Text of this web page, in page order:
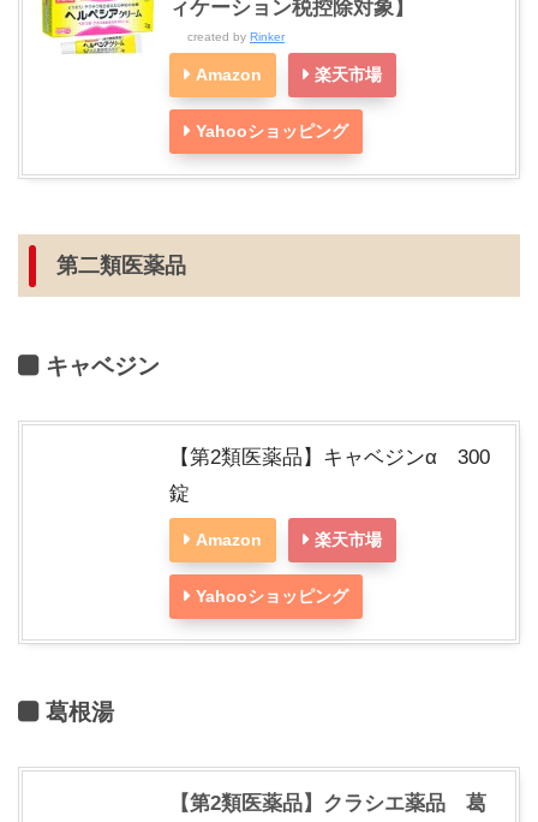
ィケーション税控除対象】
created by Rinker
Amazon 楽天市場
Yahooショッピング
第二類医薬品
キャベジン
【第2類医薬品】キャベジンα 300
錠
Amazon 楽天市場
Yahooショッピング
葛根湯
【第2類医薬品】クラシエ薬品 葛